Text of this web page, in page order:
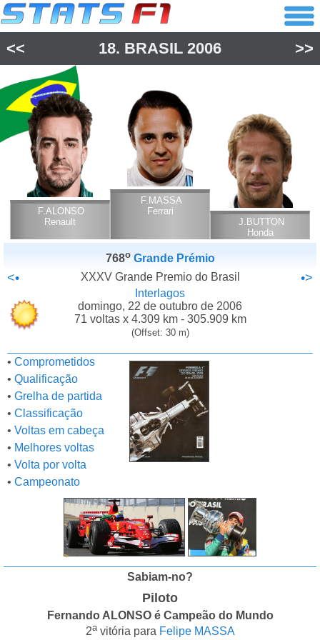
<< 18. BRASIL 2006 >>
F.ALONSO
Renault
F.MASSA
Ferrari
J.BUTTON
Honda
768o Grande Prémio
<• XXXV Grande Premio do Brasil •>
Interlagos
domingo, 22 de outubro de 2006
71 voltas x 4.309 km - 305.909 km
(Offset: 30 m)
• Comprometidos
• Qualificação
• Grelha de partida
• Classificação
• Voltas em cabeça
• Melhores voltas
• Volta por volta
• Campeonato
Sabiam-no?
Piloto
Fernando ALONSO é Campeão do Mundo
2avitória para Felipe MASSA